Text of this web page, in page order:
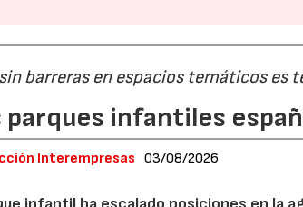
barreras en espacios temáticos
parques infantiles
Interempresas 03/08/2026